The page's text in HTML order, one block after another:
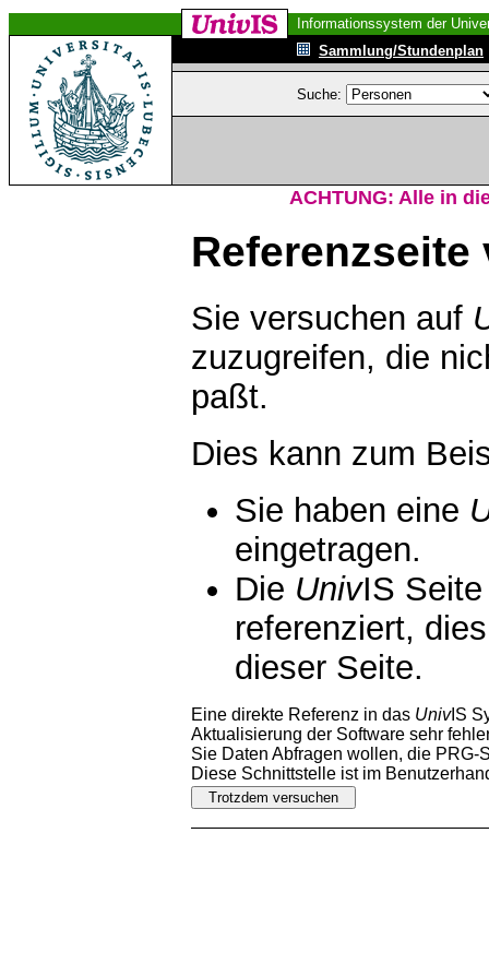
Informationssystem der
Sammlung/Stundenplan
Suche:
ACHTUNG: Alle in
Referenzseite
Sie versuchen auf
zuzugreifen, die
paßt.
Dies kann zum
Sie haben eine
eingetragen.
Die UnivIS
referenziert,
dieser Seite.
Eine direkte Referenz in das UnivIS
Aktualisierung der Software sehr
Sie Daten Abfragen wollen, die PRG-
Diese Schnittstelle ist im